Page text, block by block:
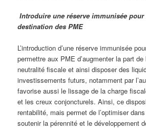
Introduire une réserve immunisée
destination des PME
L’introduction d’une réserve immunisée
permettre aux PME d’augmenter la part
neutralité fiscale et ainsi disposer des
investissements futurs, notamment par
favorise aussi le lissage de la charge
et les creux conjoncturels. Ainsi, ce
rentabilité, mais permet de l’optimiser
soutenir la pérennité et le développement